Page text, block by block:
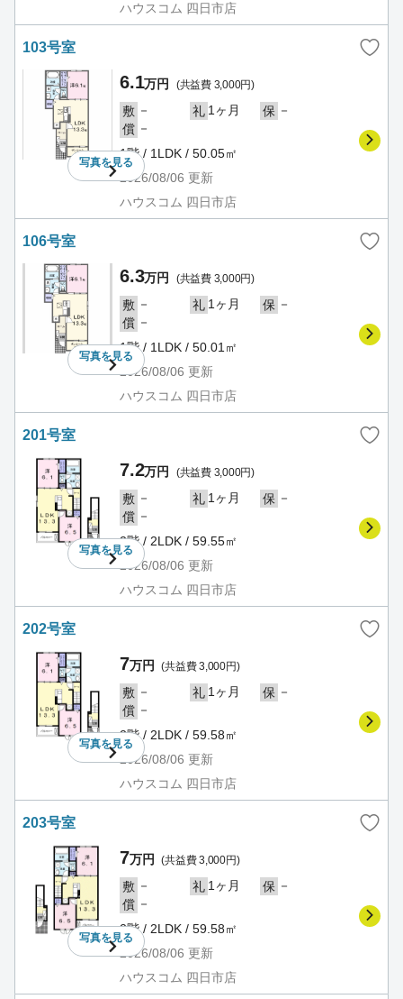
ハウスコム 四日市店
103号室
写真を見る
6.1万円 (共益費 3,000円)
敷 － 礼 1ヶ月 保 －
償 －
1階 / 1LDK / 50.05㎡
2026/08/06 更新
ハウスコム 四日市店
106号室
写真を見る
6.3万円 (共益費 3,000円)
敷 － 礼 1ヶ月 保 －
償 －
1階 / 1LDK / 50.01㎡
2026/08/06 更新
ハウスコム 四日市店
201号室
写真を見る
7.2万円 (共益費 3,000円)
敷 － 礼 1ヶ月 保 －
償 －
2階 / 2LDK / 59.55㎡
2026/08/06 更新
ハウスコム 四日市店
202号室
写真を見る
7万円 (共益費 3,000円)
敷 － 礼 1ヶ月 保 －
償 －
2階 / 2LDK / 59.58㎡
2026/08/06 更新
ハウスコム 四日市店
203号室
写真を見る
7万円 (共益費 3,000円)
敷 － 礼 1ヶ月 保 －
償 －
2階 / 2LDK / 59.58㎡
2026/08/06 更新
ハウスコム 四日市店